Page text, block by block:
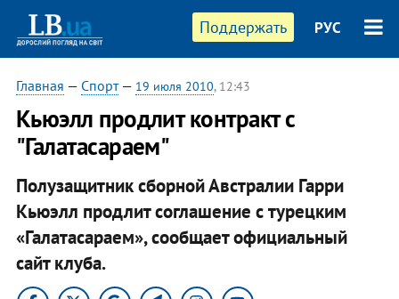
Поддержать РУС
Главная — Спорт— 19 июля 2010, 12:43
Кьюэлл продлит контракт с
"Галатасараем"
Полузащитник сборной Австралии Гарри
Кьюэлл продлит соглашение с турецким
«Галатасараем», сообщает официальный
сайт клуба.